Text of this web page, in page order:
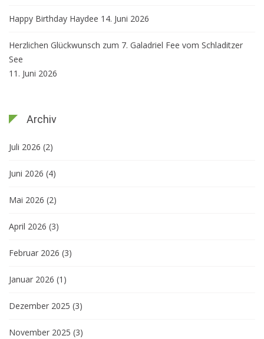
Happy Birthday Haydee 14. Juni 2026
Herzlichen Glückwunsch zum 7. Galadriel Fee vom Schladitzer
See
11. Juni 2026
Archiv
Juli 2026 (2)
Juni 2026 (4)
Mai 2026 (2)
April 2026 (3)
Februar 2026 (3)
Januar 2026 (1)
Dezember 2025 (3)
November 2025 (3)